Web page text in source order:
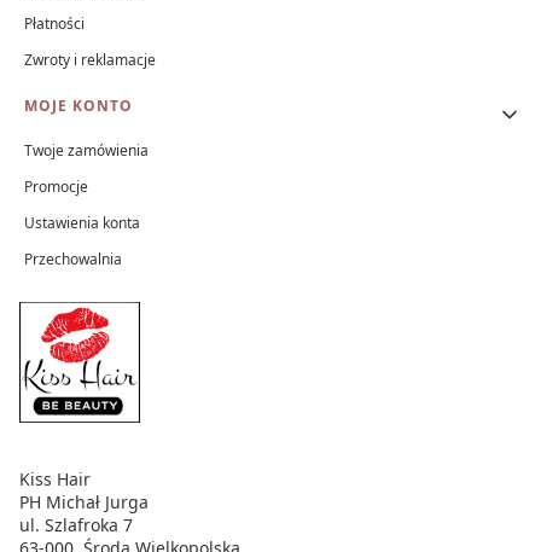
Płatności
Zwroty i reklamacje
MOJE KONTO
Twoje zamówienia
Promocje
Ustawienia konta
Przechowalnia
Kiss Hair
PH Michał Jurga
ul. Szlafroka 7